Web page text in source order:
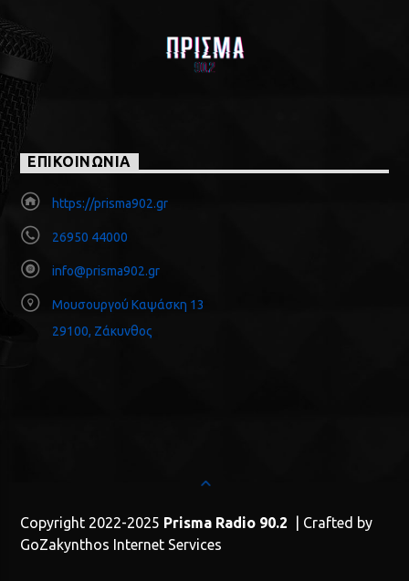
ΕΠΙΚΟΙΝΩΝΙΑ
https://prisma902.gr
26950 44000
info@prisma902.gr
Μουσουργού Καψάσκη 13
29100, Ζάκυνθος
Copyright 2022-2025 Prisma Radio 90.2 | Crafted by
GoZakynthos Internet Services